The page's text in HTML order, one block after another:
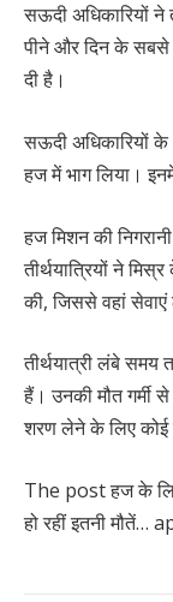
सऊदी अधिकारियों ने
पीने और दिन के सबसे
दी है।
सऊदी अधिकारियों
हज में भाग लिया।
हज मिशन की
तीर्थयात्रियों ने
की, जिससे वहां सेवाएं
तीर्थयात्री लंबे समय
हैं। उनकी मौत गर्मी
शरण लेने के लिए कोई
The post हज के
हो रहीं इतनी